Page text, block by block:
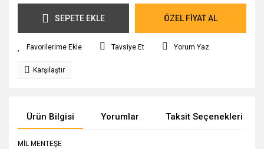
SEPETE EKLE ÖZEL FİYAT AL
Tavsiye Et Yorum Yaz
Karşılaştır
Ürün Bilgisi Yorumlar Taksit Seçenekleri
MİL MENTEŞE